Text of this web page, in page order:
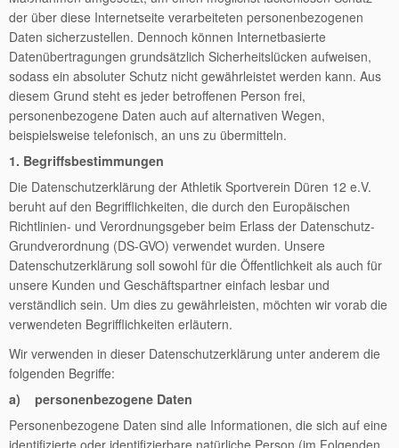
der über diese Internetseite verarbeiteten personenbezogenen
Daten sicherzustellen. Dennoch können Internetbasierte
Datenübertragungen grundsätzlich Sicherheitslücken aufweisen,
sodass ein absoluter Schutz nicht gewährleistet werden kann. Aus
diesem Grund steht es jeder betroffenen Person frei,
personenbezogene Daten auch auf alternativen Wegen,
beispielsweise telefonisch, an uns zu übermitteln.
1. Begriffsbestimmungen
Die Datenschutzerklärung der Athletik Sportverein Düren 12 e.V.
beruht auf den Begrifflichkeiten, die durch den Europäischen
Richtlinien- und Verordnungsgeber beim Erlass der Datenschutz-
Grundverordnung (DS-GVO) verwendet wurden. Unsere
Datenschutzerklärung soll sowohl für die Öffentlichkeit als auch für
unsere Kunden und Geschäftspartner einfach lesbar und
verständlich sein. Um dies zu gewährleisten, möchten wir vorab die
verwendeten Begrifflichkeiten erläutern.
Wir verwenden in dieser Datenschutzerklärung unter anderem die
folgenden Begriffe:
a) personenbezogene Daten
Personenbezogene Daten sind alle Informationen, die sich auf eine
identifizierte oder identifizierbare natürliche Person (im Folgenden